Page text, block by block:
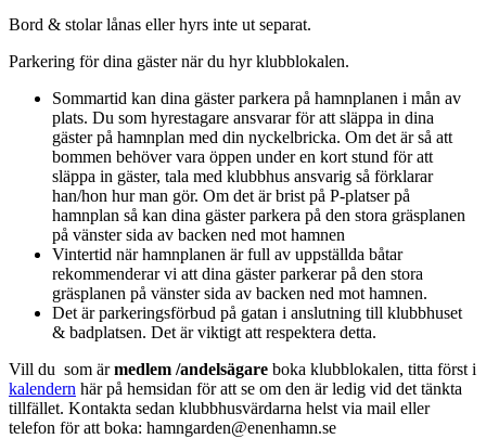
Bord & stolar lånas eller hyrs inte ut separat.
Parkering för dina gäster när du hyr klubblokalen.
Sommartid kan dina gäster parkera på hamnplanen i mån av
plats. Du som hyrestagare ansvarar för att släppa in dina
gäster på hamnplan med din nyckelbricka. Om det är så att
bommen behöver vara öppen under en kort stund för att
släppa in gäster, tala med klubbhus ansvarig så förklarar
han/hon hur man gör. Om det är brist på P-platser på
hamnplan så kan dina gäster parkera på den stora gräsplanen
på vänster sida av backen ned mot hamnen
Vintertid när hamnplanen är full av uppställda båtar
rekommenderar vi att dina gäster parkerar på den stora
gräsplanen på vänster sida av backen ned mot hamnen.
Det är parkeringsförbud på gatan i anslutning till klubbhuset
& badplatsen. Det är viktigt att respektera detta.
Vill du som ärmedlem /andelsägare boka klubblokalen, titta först i
kalendern här på hemsidan för att se om den är ledig vid det tänkta
tillfället. Kontakta sedan klubbhusvärdarna helst via mail eller
telefon för att boka: hamngarden@enenhamn.se